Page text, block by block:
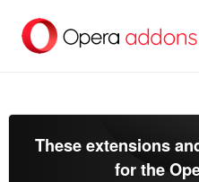
メ
These extensions
for the